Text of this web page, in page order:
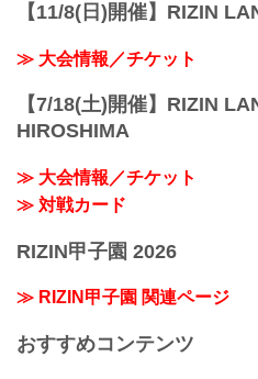
【11/8(日)開催】RIZIN
≫ 大会情報／チケット
【7/18(土)開催】RIZIN
HIROSHIMA
≫ 大会情報／チケット
≫ 対戦カード
RIZIN甲子園 2026
≫ RIZIN甲子園 関連ページ
おすすめコンテンツ